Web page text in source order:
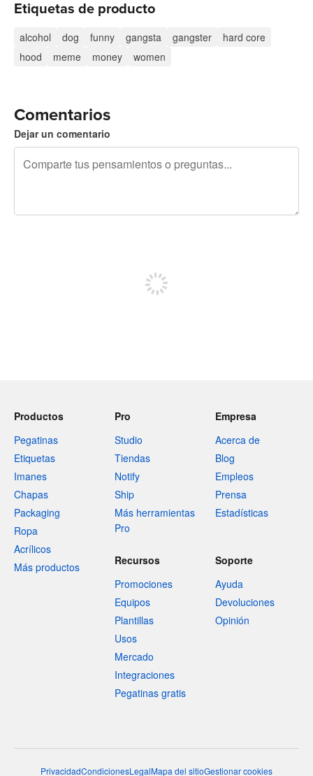
Etiquetas de producto
alcohol dog funny gangsta gangster
hard core
hood
meme money women
Comentarios
Dejar un comentario
Productos
Pegatinas
Etiquetas
Imanes
Chapas
Packaging
Ropa
Acrílicos
Más productos
Pro
Studio
Tiendas
Notify
Ship
Más herramientas
Pro
Empresa
Acerca de
Blog
Empleos
Prensa
Estadísticas
Recursos
Promociones
Equipos
Plantillas
Usos
Mercado
Integraciones
Pegatinas gratis
Soporte
Ayuda
Devoluciones
Opinión
PrivacidadCondicionesLegalMapa del sitioGestionar cookies